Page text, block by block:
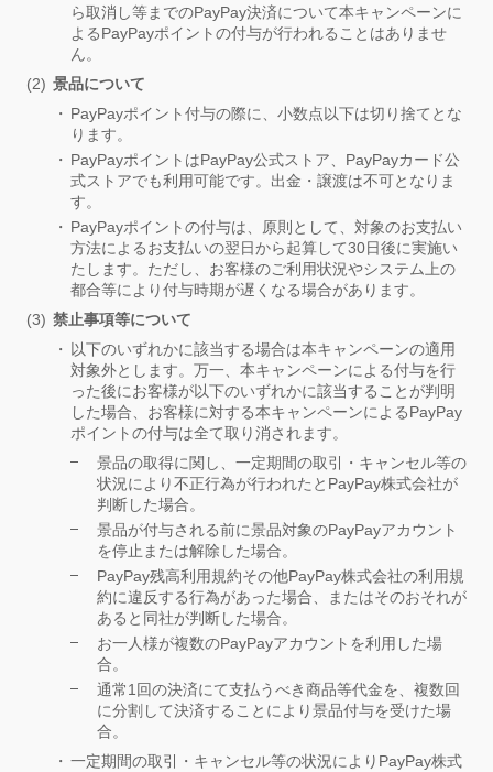
ら取消し等までのPayPay決済について本キャンペーンに
よるPayPayポイントの付与が行われることはありませ
ん。
景品について
PayPayポイント付与の際に、小数点以下は切り捨てとな
ります。
PayPayポイントはPayPay公式ストア、PayPayカード公
式ストアでも利用可能です。出金・譲渡は不可となりま
す。
PayPayポイントの付与は、原則として、対象のお支払い
方法によるお支払いの翌日から起算して30日後に実施い
たします。ただし、お客様のご利用状況やシステム上の
都合等により付与時期が遅くなる場合があります。
禁止事項等について
以下のいずれかに該当する場合は本キャンペーンの適用
対象外とします。万一、本キャンペーンによる付与を行
った後にお客様が以下のいずれかに該当することが判明
した場合、お客様に対する本キャンペーンによるPayPay
ポイントの付与は全て取り消されます。
景品の取得に関し、一定期間の取引・キャンセル等の
状況により不正行為が行われたとPayPay株式会社が
判断した場合。
景品が付与される前に景品対象のPayPayアカウント
を停止または解除した場合。
PayPay残高利用規約その他PayPay株式会社の利用規
約に違反する行為があった場合、またはそのおそれが
あると同社が判断した場合。
お一人様が複数のPayPayアカウントを利用した場
合。
通常1回の決済にて支払うべき商品等代金を、複数回
に分割して決済することにより景品付与を受けた場
合。
一定期間の取引・キャンセル等の状況によりPayPay株式